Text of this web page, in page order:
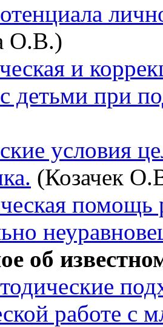
О.В.)
и
детьми при
условия
(Козачек
об
работе